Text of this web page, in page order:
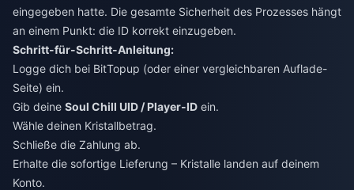
eingegeben hatte. Die gesamte Sicherheit des Prozesses hängt
an einem Punkt: die ID korrekt einzugeben.
Schritt-für-Schritt-Anleitung:
Logge dich bei BitTopup (oder einer vergleichbaren Auflade-
Seite) ein.
Gib deine Soul Chill UID / Player-ID ein.
Wähle deinen Kristallbetrag.
Schließe die Zahlung ab.
Erhalte die sofortige Lieferung – Kristalle landen auf deinem
Konto.